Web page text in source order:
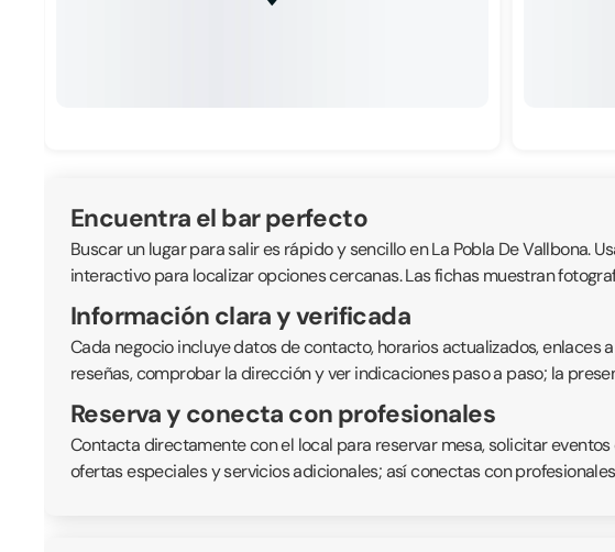
Encuentra el bar perfecto
Buscar un lugar para salir es rápido y sencillo en La Pobla De Vallbona.
interactivo para localizar opciones cercanas. Las fichas muestran
Información clara y verificada
Cada negocio incluye datos de contacto, horarios actualizados, enlaces
reseñas, comprobar la dirección y ver indicaciones paso a paso; la
Reserva y conecta con profesionales
Contacta directamente con el local para reservar mesa, solicitar
ofertas especiales y servicios adicionales; así conectas con